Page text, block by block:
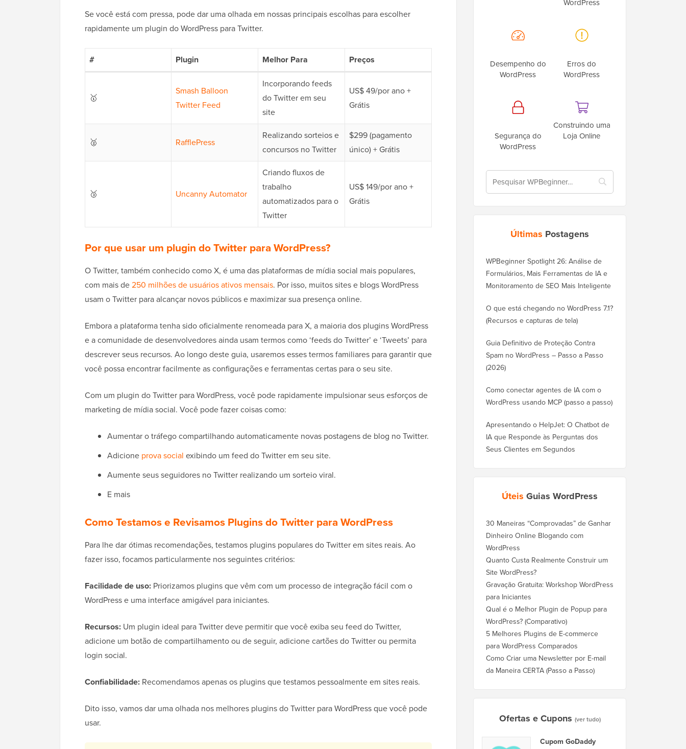
Se você está com pressa, pode dar uma olhada em nossas principais escolhas para escolher
rapidamente um plugin do WordPress para Twitter.
# Plugin Melhor Para Preços
🥇
Smash Balloon
Twitter Feed
Incorporando feeds
do Twitter em seu
site
US$ 49/por ano +
Grátis
🥈 RafflePress
Realizando sorteios e
concursos no Twitter
$299 (pagamento
único) + Grátis
🥉 Uncanny Automator
Criando fluxos de
trabalho
automatizados para o
Twitter
US$ 149/por ano +
Grátis
Por que usar um plugin do Twitter para WordPress?
O Twitter, também conhecido como X, é uma das plataformas de mídia social mais populares,
com mais de250 milhões de usuários ativos mensais. Por isso, muitos sites e blogs WordPress
usam o Twitter para alcançar novos públicos e maximizar sua presença online.
Embora a plataforma tenha sido oficialmente renomeada para X, a maioria dos plugins WordPress
e a comunidade de desenvolvedores ainda usam termos como ‘feeds do Twitter’ e ‘Tweets’ para
descrever seus recursos. Ao longo deste guia, usaremos esses termos familiares para garantir que
você possa encontrar facilmente as configurações e ferramentas certas para o seu site.
Com um plugin do Twitter para WordPress, você pode rapidamente impulsionar seus esforços de
marketing de mídia social. Você pode fazer coisas como:
Aumentar o tráfego compartilhando automaticamente novas postagens de blog no Twitter.
Adicione prova social exibindo um feed do Twitter em seu site.
Aumente seus seguidores no Twitter realizando um sorteio viral.
E mais
Como Testamos e Revisamos Plugins do Twitter para WordPress
Para lhe dar ótimas recomendações, testamos plugins populares do Twitter em sites reais. Ao
fazer isso, focamos particularmente nos seguintes critérios:
Facilidade de uso: Priorizamos plugins que vêm com um processo de integração fácil com o
WordPress e uma interface amigável para iniciantes.
Recursos: Um plugin ideal para Twitter deve permitir que você exiba seu feed do Twitter,
adicione um botão de compartilhamento ou de seguir, adicione cartões do Twitter ou permita
login social.
Confiabilidade: Recomendamos apenas os plugins que testamos pessoalmente em sites reais.
Dito isso, vamos dar uma olhada nos melhores plugins do Twitter para WordPress que você pode
usar.
WordPress
Desempenho do
WordPress
Erros do
WordPress
Segurança do
WordPress
Construindo uma
Loja Online
Últimas Postagens
WPBeginner Spotlight 26: Análise de
Formulários, Mais Ferramentas de IA e
Monitoramento de SEO Mais Inteligente
O que está chegando no WordPress 7.1?
(Recursos e capturas de tela)
Guia Definitivo de Proteção Contra
Spam no WordPress – Passo a Passo
(2026)
Como conectar agentes de IA com o
WordPress usando MCP (passo a passo)
Apresentando o HelpJet: O Chatbot de
IA que Responde às Perguntas dos
Seus Clientes em Segundos
Úteis Guias WordPress
30 Maneiras “Comprovadas” de Ganhar
Dinheiro Online Blogando com
WordPress
Quanto Custa Realmente Construir um
Site WordPress?
Gravação Gratuita: Workshop WordPress
para Iniciantes
Qual é o Melhor Plugin de Popup para
WordPress? (Comparativo)
5 Melhores Plugins de E-commerce
para WordPress Comparados
Como Criar uma Newsletter por E-mail
da Maneira CERTA (Passo a Passo)
Ofertas e Cupons (ver tudo)
Cupom GoDaddy